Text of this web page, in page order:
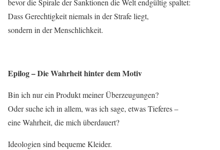
bevor die Spirale der Sanktionen die Welt endgültig spaltet:
Dass Gerechtigkeit niemals in der Strafe liegt,
sondern in der Menschlichkeit.
Epilog – Die Wahrheit hinter dem Motiv
Bin ich nur ein Produkt meiner Überzeugungen?
Oder suche ich in allem, was ich sage, etwas Tieferes –
eine Wahrheit, die mich überdauert?
Ideologien sind bequeme Kleider.